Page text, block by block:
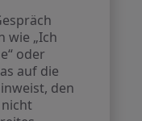
wie „Ich
oder
auf die
den